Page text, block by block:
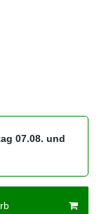
07.08. und